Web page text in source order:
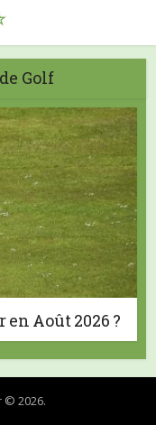
Golf
Août 2026 ?
© 2026.